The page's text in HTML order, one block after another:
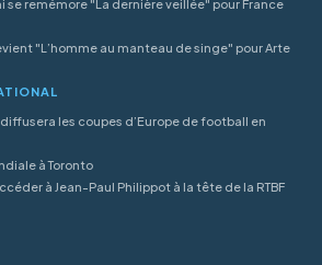
se remémore "La dernière veillée" pour France
"L’homme au manteau de singe" pour Arte
les coupes d’Europe de football en
à Toronto
à Jean-Paul Philippot à la tête de la RTBF